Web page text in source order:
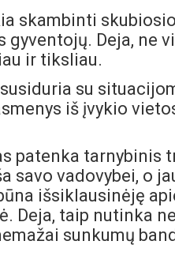
skambinti
Deja, ne
ir tiksliau.
su
iš įvykio
patenka tarnybinis
savo vadovybei, o
išsiklausinėję
Deja, taip nutinka
sunkumų